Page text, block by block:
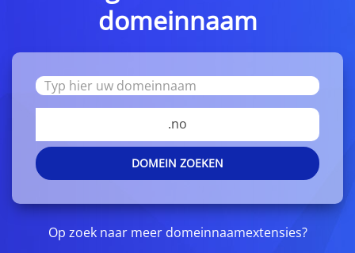
domeinnaam
.no
DOMEIN ZOEKEN
Op zoek naar meer domeinnaamextensies?